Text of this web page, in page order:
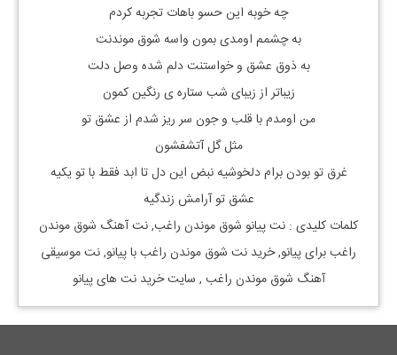
چه خوبه این حسو باهات تجربه کردم
به چشمم اومدی بمون واسه شوق موندنت
به ذوق عشق و خواستنت دلم شده وصل دلت
زیباتر از زیبای شب ستاره ی رنگین کمون
من اومدم با قلب و جون سر ریز شدم از عشق تو
مثل گل آتشفشون
غرق تو بودن برام دلخوشیه نبض این دل تا ابد فقط با تو یکیه
عشق تو آرامش زندگیه
کلمات کلیدی : نتپیانو شوق موندن راغب, نت آهنگ شوق موندن
راغببرایپیانو, خرید نت شوق موندن راغبباپیانو, نت موسیقی
آهنگ شوق موندن راغب , سایت خرید نت های پیانو